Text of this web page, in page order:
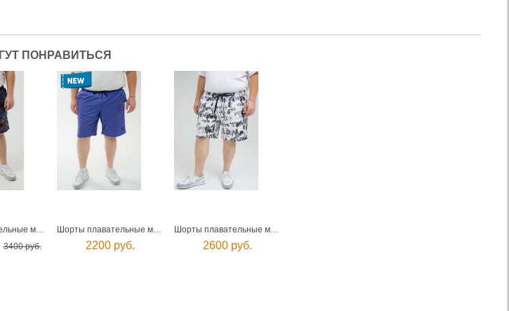
ПОНРАВИТЬСЯ
Шорты плавательные мужские
3400 руб.
Шорты плавательные мужские
2200 руб.
Шорты плавательные мужские
2600 руб.